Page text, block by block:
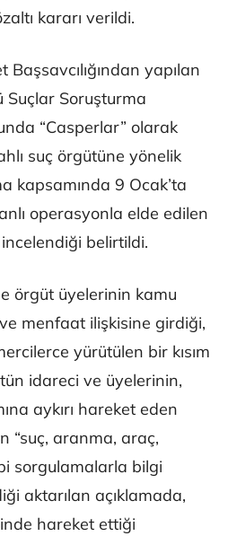
kararı verildi.
Başsavcılığından yapılan
Suçlar Soruşturma
“Casperlar” olarak
suç örgütüne yönelik
kapsamında 9 Ocak’ta
operasyonla elde edilen
belirtildi.
örgüt üyelerinin kamu
menfaat ilişkisine girdiği,
yürütülen bir kısım
idareci ve üyelerinin,
aykırı hareket eden
“suç, aranma, araç,
sorgulamalarla bilgi
aktarılan açıklamada,
hareket ettiği